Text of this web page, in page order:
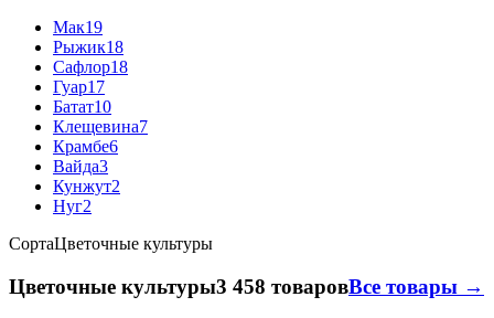
Мак19
Рыжик18
Сафлор18
Гуар17
Батат10
Клещевина7
Крамбе6
Вайда3
Кунжут2
Нуг2
СортаЦветочные культуры
Цветочные культуры3 458 товаровВсе товары →